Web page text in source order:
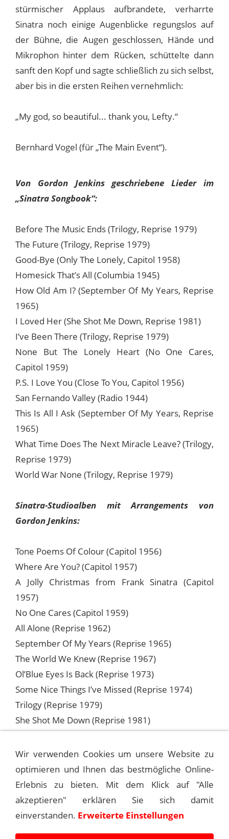
stürmischer Applaus aufbrandete, verharrte
Sinatra noch einige Augenblicke regungslos auf
der Bühne, die Augen geschlossen, Hände und
Mikrophon hinter dem Rücken, schüttelte dann
sanft den Kopf und sagte schließlich zu sich selbst,
aber bis in die ersten Reihen vernehmlich:
„My god, so beautiful... thank you, Lefty.“
Bernhard Vogel (für „The Main Event“).
Von Gordon Jenkins geschriebene Lieder im
„Sinatra Songbook“:
Before The Music Ends (Trilogy, Reprise 1979)
The Future (Trilogy, Reprise 1979)
Good-Bye (Only The Lonely, Capitol 1958)
Homesick That’s All (Columbia 1945)
How Old Am I? (September Of My Years, Reprise
1965)
I Loved Her (She Shot Me Down, Reprise 1981)
I’ve Been There (Trilogy, Reprise 1979)
None But The Lonely Heart (No One Cares,
Capitol 1959)
P.S. I Love You (Close To You, Capitol 1956)
San Fernando Valley (Radio 1944)
This Is All I Ask (September Of My Years, Reprise
1965)
What Time Does The Next Miracle Leave? (Trilogy,
Reprise 1979)
World War None (Trilogy, Reprise 1979)
Sinatra-Studioalben mit Arrangements von
Gordon Jenkins:
Tone Poems Of Colour (Capitol 1956)
Where Are You? (Capitol 1957)
A Jolly Christmas from Frank Sinatra (Capitol
1957)
No One Cares (Capitol 1959)
All Alone (Reprise 1962)
September Of My Years (Reprise 1965)
The World We Knew (Reprise 1967)
Ol’Blue Eyes Is Back (Reprise 1973)
Some Nice Things I’ve Missed (Reprise 1974)
Trilogy (Reprise 1979)
She Shot Me Down (Reprise 1981)
zusammengestellter Sampler 1996)
©Bernhard Vogelfür
Frank Sinatra – The
Main Event, 2004
Wir verwenden Cookies um unsere Website zu
optimieren und Ihnen das bestmögliche Online-
Erlebnis zu bieten. Mit dem Klick auf "Alle
akzeptieren" erklären Sie sich damit
einverstanden. Erweiterte Einstellungen